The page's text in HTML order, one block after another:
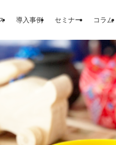
導入事例 セミナー コラム